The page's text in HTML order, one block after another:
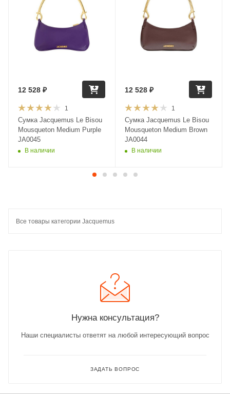
1
Сумка Jacquemus Le Bisou
Mousqueton Medium Purple
JA0045
В наличии
12 528 ₽
1
Сумка Jacquemus Le Bisou
Mousqueton Medium Brown
JA0044
В наличии
12 528 ₽
Все товары категории Jacquemus
Нужна консультация?
Наши специалисты ответят на любой интересующий вопрос
ЗАДАТЬ ВОПРОС